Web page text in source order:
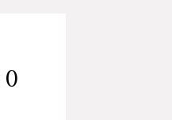
0 تعليق